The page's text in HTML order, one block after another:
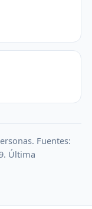
Fuentes:
Última